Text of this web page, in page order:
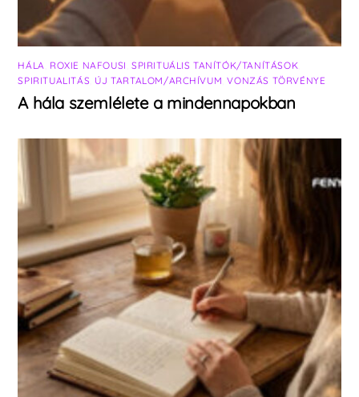
HÁLA ROXIE NAFOUSI SPIRITUÁLIS TANÍTÓK/TANÍTÁSOK
SPIRITUALITÁS ÚJ TARTALOM/ARCHÍVUM ,VONZÁS TÖRVÉNYE
A hála szemlélete a mindennapokban